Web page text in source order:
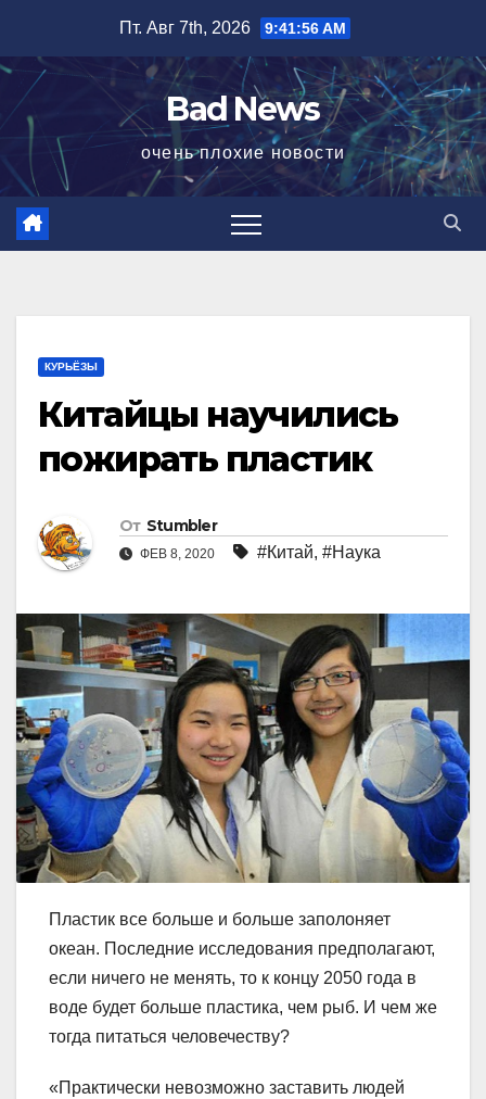
содержимому
Пт. Авг 7th, 2026 9:41:56 AM
Bad News
очень плохие новости
КУРЬЁЗЫ
Китайцы научились
пожирать пластик
От Stumbler
ФЕВ 8, 2020 #Китай, #Наука
Пластик все больше и больше заполоняет
океан. Последние исследования предполагают,
если ничего не менять, то к концу 2050 года в
воде будет больше пластика, чем рыб. И чем же
тогда питаться человечеству?
«Практически невозможно заставить людей